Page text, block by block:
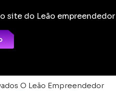
site do Leão empreendedor
O Leão Empreendedor